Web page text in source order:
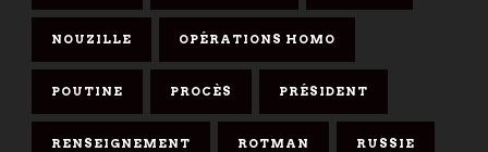
NOUZILLE OPÉRATIONS HOMO
POUTINE PROCÈS PRÉSIDENT
RENSEIGNEMENT ROTMAN RUSSIE